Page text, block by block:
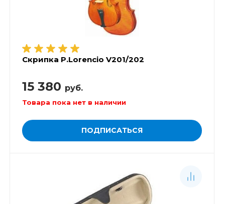
Скрипка P.Lorencio V201/202
15 380 руб.
Товара пока нет в наличии
ПОДПИСАТЬСЯ